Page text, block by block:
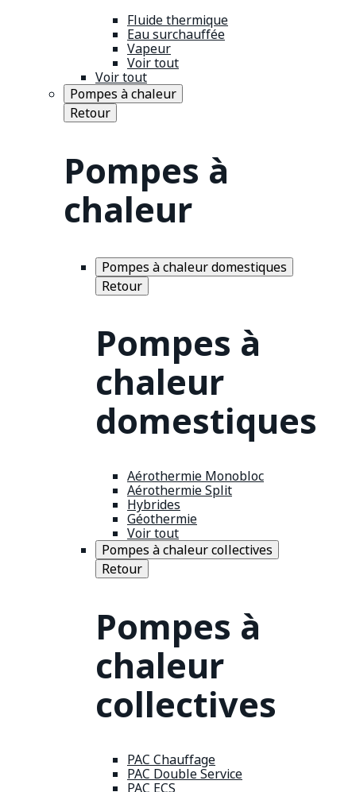
Fluide thermique
Eau surchauffée
Vapeur
Voir tout
Voir tout
Pompes à chaleur
Retour
Pompes à
chaleur
Pompes à chaleur domestiques
Retour
Pompes à
chaleur
domestiques
Aérothermie Monobloc
Aérothermie Split
Hybrides
Géothermie
Voir tout
Pompes à chaleur collectives
Retour
Pompes à
chaleur
collectives
PAC Chauffage
PAC Double Service
PAC ECS